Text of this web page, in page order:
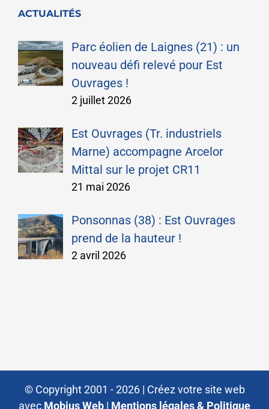
ACTUALITÉS
Parc éolien de Laignes (21) : un
nouveau défi relevé pour Est
Ouvrages !
2 juillet 2026
Est Ouvrages (Tr. industriels
Marne) accompagne Arcelor
Mittal sur le projet CR11
21 mai 2026
Ponsonnas (38) : Est Ouvrages
prend de la hauteur !
2 avril 2026
© Copyright 2001 -2026 | Créez votre site web
avec Mobius Web | Mentions légales & Politique